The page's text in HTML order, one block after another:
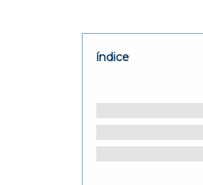
índice